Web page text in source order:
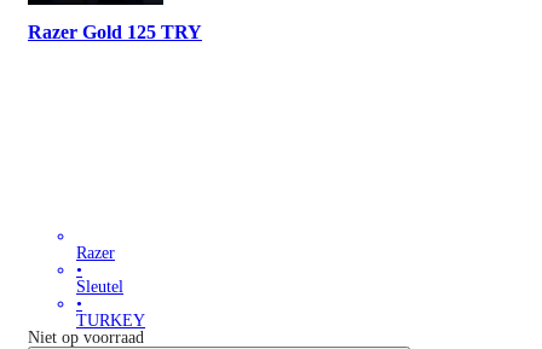
Razer Gold 125 TRY
Razer
•
Sleutel
•
TURKEY
Niet op voorraad